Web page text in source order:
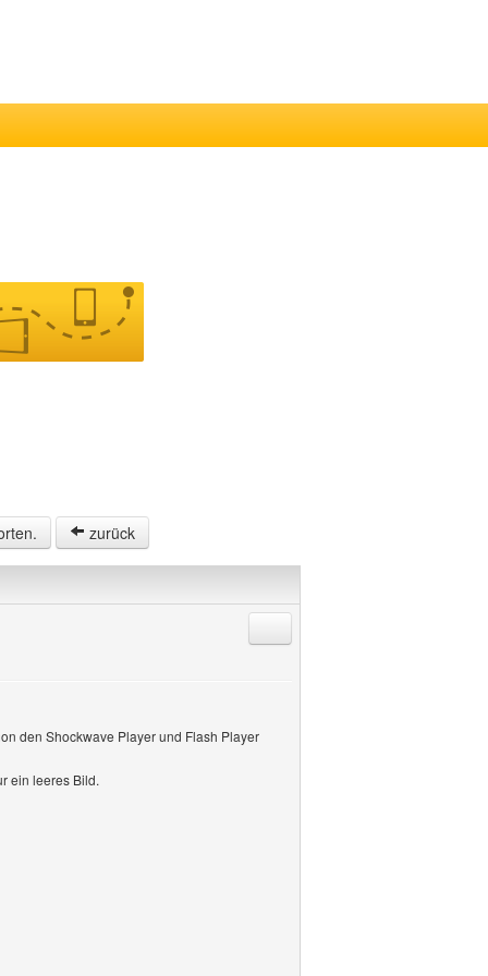
zurück
den Shockwave Player und Flash Player
ein leeres Bild.